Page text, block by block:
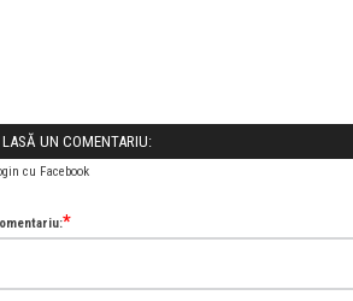
LASĂ UN COMENTARIU:
cu Facebook
*